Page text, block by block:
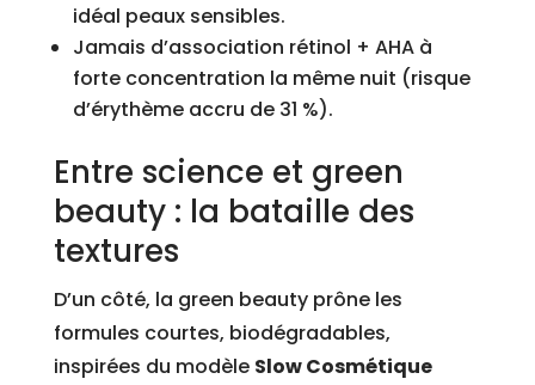
idéal peaux sensibles.
Jamais d’association rétinol + AHA à
forte concentration la même nuit (risque
d’érythème accru de 31 %).
Entre science et green
beauty : la bataille des
textures
D’un côté, la green beauty prône les
formules courtes, biodégradables,
inspirées du modèle Slow Cosmétique